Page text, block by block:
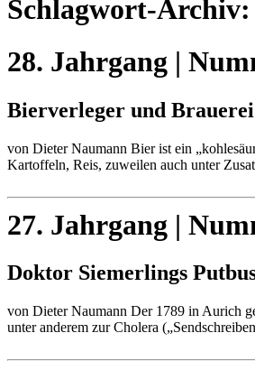
Schlagwort-Archiv:
28. Jahrgang |
Bierverleger und
von Dieter Naumann Bier ist ein
Kartoffeln, Reis, zuweilen auch unter
27. Jahrgang |
Doktor Siemerlings
von Dieter Naumann Der 1789 in Aurich
unter anderem zur Cholera